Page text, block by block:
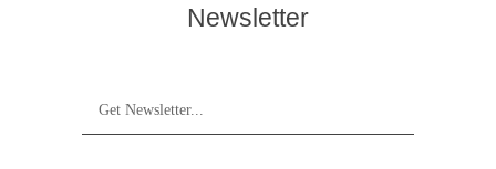
Newsletter